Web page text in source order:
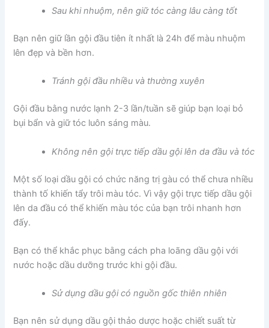
Sau khi nhuộm, nên giữ tóc càng lâu càng tốt
Bạn nên giữ lần gội đầu tiên ít nhất là 24h để màu nhuộm
lên đẹp và bền hơn.
Tránh gội đầu nhiều và thường xuyên
Gội đầu bằng nước lạnh 2-3 lần/tuần sẽ giúp bạn loại bỏ
bụi bẩn và giữ tóc luôn sáng màu.
Không nên gội trực tiếp dầu gội lên da đầu và tóc
Một số loại dầu gội có chức năng trị gàu có thể chưa nhiều
thành tố khiến tẩy trôi màu tóc. Vì vậy gội trực tiếp dầu gội
lên da đầu có thể khiến màu tóc của bạn trôi nhanh hơn
đấy.
Bạn có thể khắc phục bằng cách pha loãng dầu gội với
nước hoặc dầu dưỡng trước khi gội đầu.
Sử dụng dầu gội có nguồn gốc thiên nhiên
Bạn nên sử dụng dầu gội thảo dược hoặc chiết suất từ